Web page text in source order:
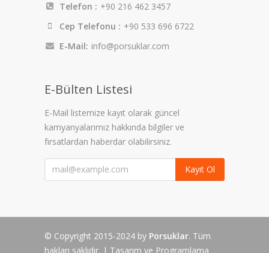
Telefon : +90 216 462 3457
Cep Telefonu : +90 533 696 6722
E-Mail: info@porsuklar.com
E-Bülten Listesi
E-Mail listemize kayıt olarak güncel
kamyanyalarımız hakkında bilgiler ve
fırsatlardan haberdar olabilirsiniz.
Kayıt Ol
© Copyright 2015-2024 by Porsuklar. Tüm
hakları saklıdır. | Tasarım ve Programlama